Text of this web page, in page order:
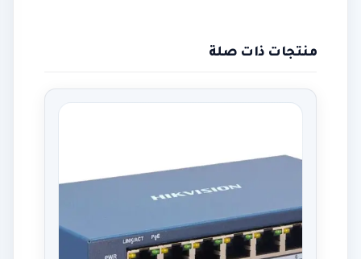
منتجات ذات صلة